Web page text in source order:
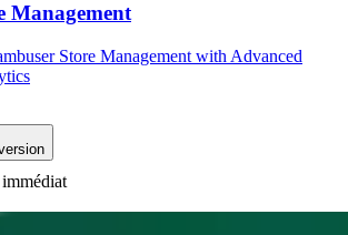
Management
Store Management with Advanced